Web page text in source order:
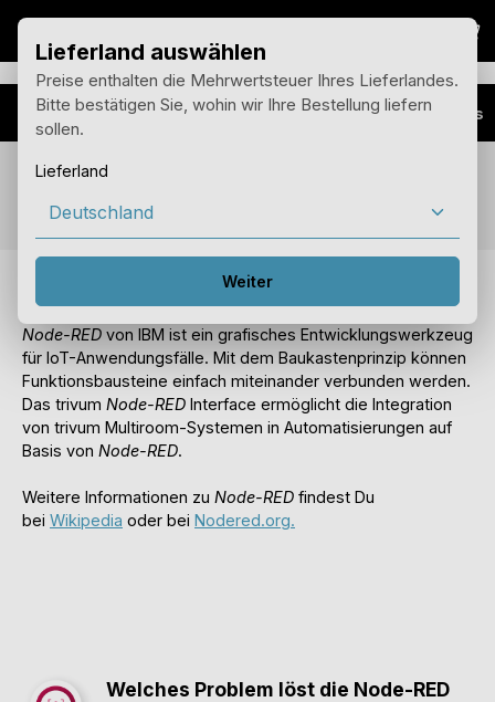
Zum Hauptinhalt springen
Vorteile Installer Plus
trivum verbindet sich in die IOT Welt
Node-RED von IBM ist ein grafisches Entwicklungswerkzeug
für IoT-Anwendungsfälle. Mit dem Baukastenprinzip können
Funktionsbausteine einfach miteinander verbunden werden.
Das trivum Node-RED Interface ermöglicht die Integration
von trivum Multiroom-Systemen in Automatisierungen auf
Basis von Node-RED.
Weitere Informationen zu Node-RED findest Du
bei Wikipedia oder bei Nodered.org.
Welches Problem löst die Node-RED
Lieferland auswählen
Preise enthalten die Mehrwertsteuer Ihres Lieferlandes.
Bitte bestätigen Sie, wohin wir Ihre Bestellung liefern
sollen.
Lieferland
Weiter